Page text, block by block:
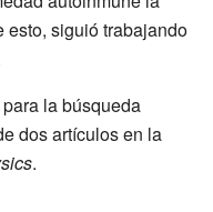
esto, siguió trabajando
la búsqueda
dos artículos en la
.